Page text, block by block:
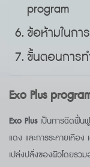
program
ข้อห้ามในกา
ขั้นตอนการท
Exo Plus
Exo Plusเป็นการฉีดฟื้นฟู
แดง และการระคายเคือ
เปล่งปลั่งของผิวโดยรว